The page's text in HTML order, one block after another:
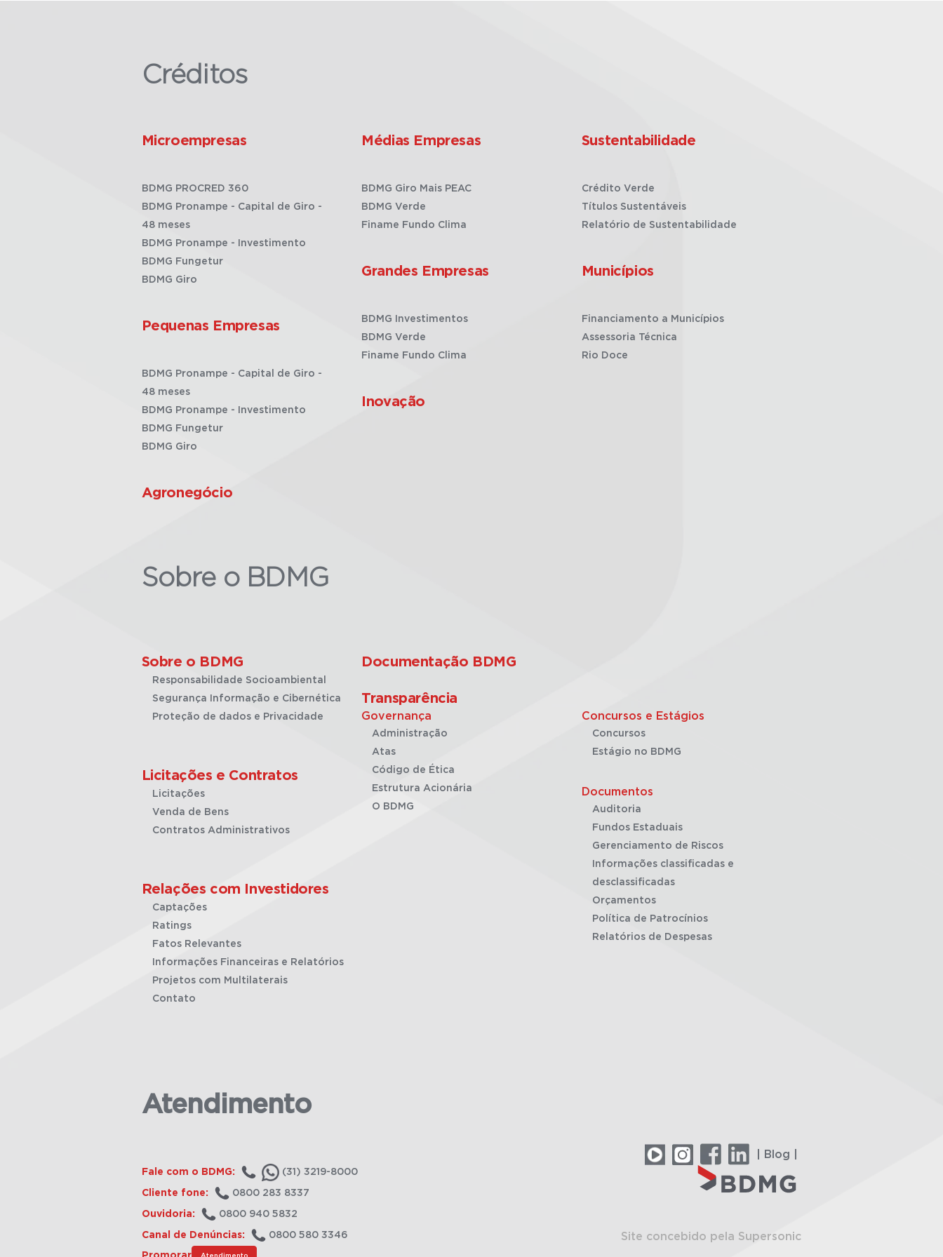
Créditos
Microempresas
BDMG PROCRED 360
BDMG Pronampe - Capital de Giro -
48 meses
BDMG Pronampe - Investimento
BDMG Fungetur
BDMG Giro
Pequenas Empresas
BDMG Pronampe - Capital de Giro -
48 meses
BDMG Pronampe - Investimento
BDMG Fungetur
BDMG Giro
Agronegócio
Médias Empresas
BDMG Giro Mais PEAC
BDMG Verde
Finame Fundo Clima
Grandes Empresas
BDMG Investimentos
BDMG Verde
Finame Fundo Clima
Inovação
Sustentabilidade
Crédito Verde
Títulos Sustentáveis
Relatório de Sustentabilidade
Municípios
Financiamento a Municípios
Assessoria Técnica
Rio Doce
Sobre o BDMG
Sobre o BDMG
Responsabilidade Socioambiental
Segurança Informação e Cibernética
Proteção de dados e Privacidade
Licitações e Contratos
Licitações
Venda de Bens
Contratos Administrativos
Relações com Investidores
Captações
Ratings
Fatos Relevantes
Informações Financeiras e Relatórios
Projetos com Multilaterais
Contato
Documentação BDMG
Transparência
Governança
Administração
Atas
Código de Ética
Estrutura Acionária
O BDMG
Concursos e Estágios
Concursos
Estágio no BDMG
Documentos
Auditoria
Fundos Estaduais
Gerenciamento de Riscos
Informações classificadas e
desclassificadas
Orçamentos
Política de Patrocínios
Relatórios de Despesas
Atendimento
Fale com o BDMG: (31) 3219-8000
Cliente fone: 0800 283 8337
Ouvidoria: 0800 940 5832
Canal de Denúncias: 0800 580 3346
Atendimento
| Blog |
Site concebido pela Supersonic